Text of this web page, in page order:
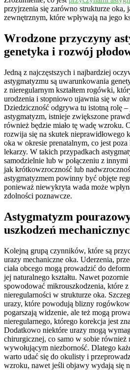
przyjrzenia się zarówno strukturze oka,
zewnętrznym, które wpływają na jego
Wrodzone przyczyny
genetyka i rozwój
Jedną z najczęstszych i najbardziej
astygmatyzmu są uwarunkowania
z nieregularnym kształtem rogówki,
urodzenia i stopniowo ujawnia się w
Dziedziczność odgrywa tu istotną rolę
astygmatyzm, istnieje zwiększone
również będzie miało tę wadę wzroku.
rozwija się na skutek nieprawidłowego
oka w okresie prenatalnym, co jest
lekarzy. W takich przypadkach
samodzielnie lub w połączeniu z
jak krótkowzroczność lub
astygmatyzmem powinny być objęte
ponieważ niewykryta wada może
zdolności poznawcze.
Astygmatyzm
uszkodzeń
Kolejną grupą czynników, które są
urazy mechaniczne oka. Uderzenia,
ciała obcego mogą prowadzić do
jej naturalnego kształtu. Nawet
spowodować mikrouszkodzenia, które
nieregularności w strukturze oka.
urazy, które powodują blizny
pogarszają widzenie, ale też mogą
nieregularnego, którego korekcja jest
Dodatkowo niektóre urazy mogą
chirurgicznej, co samo w sobie również
wywołującym niezborność. Dlatego
warto udać się do okulisty i
wzroku, nawet jeśli objawy wydają się